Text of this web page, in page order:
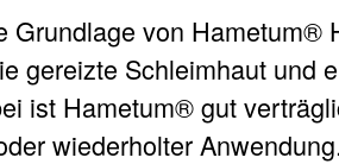
Grundlage von Hametum®
gereizte Schleimhaut und
ist Hametum® gut
wiederholter